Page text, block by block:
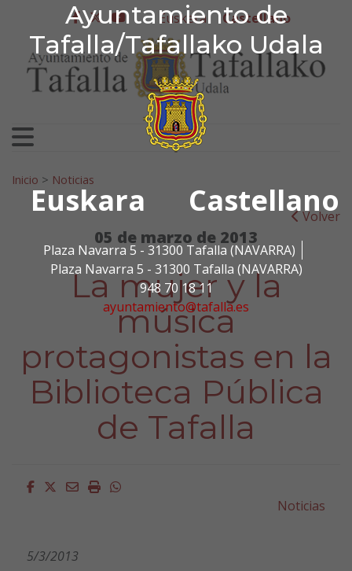
Ayuntamiento de
Tafalla/Tafallako Udala
Euskara Castellano
Plaza Navarra 5 - 31300 Tafalla (NAVARRA)
Plaza Navarra 5 - 31300 Tafalla (NAVARRA)
948 70 18 11
ayuntamiento@tafalla.es
Ir al contenido
Ayuntamiento de
facebook
twitter
youtube
Euskera Castellano
Search for:
Inicio > Noticias
Volver
05 de marzo de 2013
La mujer y la
música
protagonistas en la
Biblioteca Pública
de Tafalla
Facebook
Twitter
EmailImprimirWhatsapp
Noticias
5/3/2013